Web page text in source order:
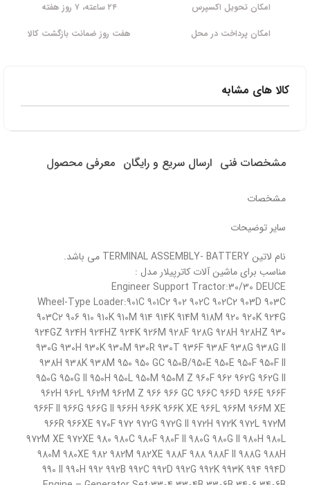
امکان تحویل اکسپرس
۲۴ ساعته، ۷ روز هفته
امکان پرداخت در محل
هفت روز ضمانت بازگشت کالا
کالا های مشابه
مشخصات فنی ارسال سریع و رایگان معرفی محصول
مشخصات
سایر توضیحات
نام لاتین TERMINAL ASSEMBLY- BATTERY می باشد.
مناسب برای ماشین آلات کاترپیلار مدل :
Engineer Support Tractor:30/30 DEUCE
Wheel-Type Loader:901C 901C2 902 902C 902C2 903D 903C
903C2 906 910 910K 910M 914 914K 914M 918M 920 920K 924G
924GZ 924H 924HZ 924K 926M 928F 928G 928H 928HZ 930
930G 930H 930K 930M 930R 930T 936F 938F 938G 938G II
938H 938K 938M 950 950 GC 950B/950E 950E 950F 950F II
950G 950G II 950H 950L 950M 950M Z 960F 962 962G 962G II
962H 962L 962M 962M Z 966 966 GC 966C 966D 966E 966F
966F II 966G 966G II 966H 966K 966K XE 966L 966M 966M XE
966R 966XE 970F 972 972G 972G II 972H 972K 972L 972M
972M XE 972XE 980 980C 980F 980F II 980G 980G II 980H 980L
980M 980XE 982 982M 982XE 988F 988 988F II 988G 988H
990 II 990H 992 992B 992C 992D 992G 992K 993K 994 994D